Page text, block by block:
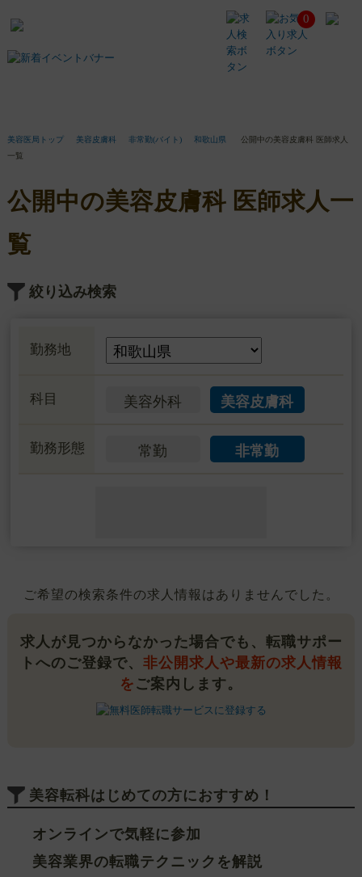
公
開
中
の
求
人
覧
0
美容医局トップ 美容皮膚科 非常勤(バイト) 和歌山県
公開中の美容皮膚科 医師求人
一覧
公開中の美容皮膚科 医師求人一
覧
絞り込み検索
勤務地
科目 美容外科 美容皮膚科
勤務形態 常勤 非常勤
ご希望の検索条件の求人情報はありませんでした。
求人が見つからなかった場合でも、転職サポー
トへのご登録で、 非公開求人や最新の求人情報
を ご案内します。
美容転科はじめての方におすすめ！
オンラインで気軽に参加
美容業界の転職テクニックを解説